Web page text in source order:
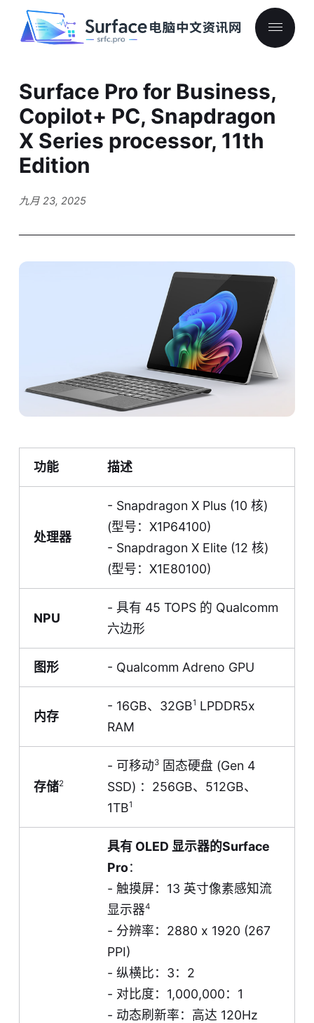
Surface Pro for Business,
Copilot+ PC, Snapdragon
X Series processor, 11th
Edition
九月 23, 2025
功能 描述
处理器
- Snapdragon X Plus (10 核)
(型号：X1P64100)
- Snapdragon X Elite (12 核)
(型号：X1E80100)
NPU
- 具有 45 TOPS 的 Qualcomm
六边形
图形 - Qualcomm Adreno GPU
内存
- 16GB、32GB1 LPDDR5x
RAM
存储2
- 可移动3 固态硬盘 (Gen 4
SSD) ：256GB、512GB、
1TB1
具有 OLED 显示器的Surface
Pro：
- 触摸屏：13 英寸像素感知流
显示器4
- 分辨率：2880 x 1920 (267
PPI)
- 纵横比：3：2
- 对比度：1,000,000：1
- 动态刷新率：高达 120Hz